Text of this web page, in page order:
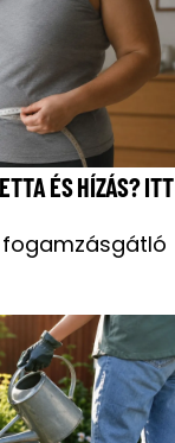
ÉS HÍZÁS? ITT
fogamzásgátló